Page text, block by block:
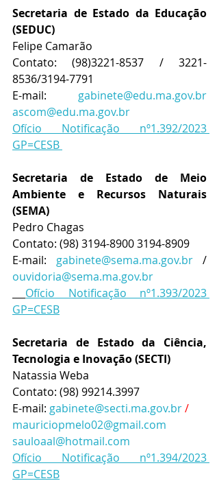
Secretaria de Estado da Educação
(SEDUC)
Felipe Camarão
Contato: (98)3221-8537 / 3221-
8536/3194-7791
E-mail: gabinete@edu.ma.gov.br
ascom@edu.ma.gov.br
Ofício Notificação nº1.392/2023
GP=CESB
Secretaria de Estado de Meio
Ambiente e Recursos Naturais
(SEMA)
Pedro Chagas
Contato: (98) 3194-8900 3194-8909
E-mail: gabinete@sema.ma.gov.br
ouvidoria@sema.ma.gov.br
Ofício Notificação nº1.393/2023
GP=CESB
Secretaria de Estado da Ciência,
Tecnologia e Inovação (SECTI)
Natassia Weba
Contato: (98) 99214.3997
E-mail: gabinete@secti.ma.gov.br /
mauriciopmelo02@gmail.com
sauloaal@hotmail.com
Ofício Notificação nº1.394/2023
GP=CESB